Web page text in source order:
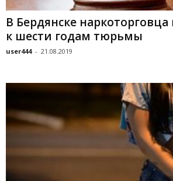
В Бердянске
к шести годам тюрьмы
user444 - 21.08.2019